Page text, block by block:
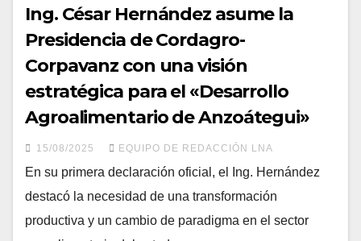
Ing. César Hernández asume la
Presidencia de Cordagro-
Corpavanz con una visión
estratégica para el «Desarrollo
Agroalimentario de Anzoátegui»
15/08/2025 EQUIPO DE REDACCIÓN LNA
​En su primera declaración oficial, el Ing. Hernández
destacó la necesidad de una transformación
productiva y un cambio de paradigma en el sector